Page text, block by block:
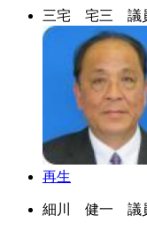
三宅 宅三 議
再生
細川 健一 議